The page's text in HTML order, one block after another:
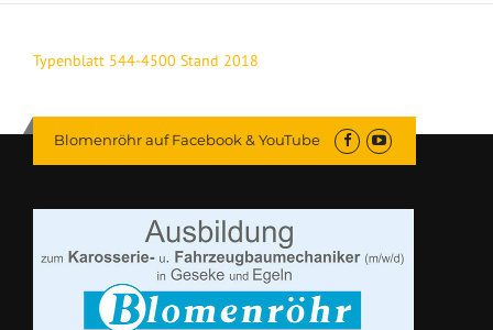
Typenblatt 544-4500 Stand 2018
Blomenröhr auf Facebook & YouTube